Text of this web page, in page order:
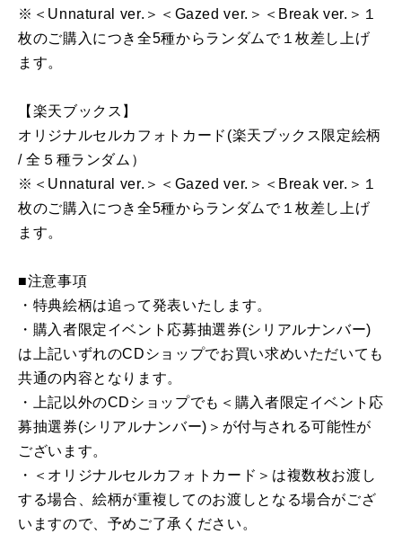
※＜Unnatural ver.＞＜Gazed ver.＞＜Break ver.＞１
枚のご購入につき全5種からランダムで１枚差し上げ
ます。
【楽天ブックス】
オリジナルセルカフォトカード(楽天ブックス限定絵柄
/ 全５種ランダム）
※＜Unnatural ver.＞＜Gazed ver.＞＜Break ver.＞１
枚のご購入につき全5種からランダムで１枚差し上げ
ます。
■注意事項
・特典絵柄は追って発表いたします。
・購入者限定イベント応募抽選券(シリアルナンバー)
は上記いずれのCDショップでお買い求めいただいても
共通の内容となります。
・上記以外のCDショップでも＜購入者限定イベント応
募抽選券(シリアルナンバー)＞が付与される可能性が
ございます。
・＜オリジナルセルカフォトカード＞は複数枚お渡し
する場合、絵柄が重複してのお渡しとなる場合がござ
いますので、予めご了承ください。